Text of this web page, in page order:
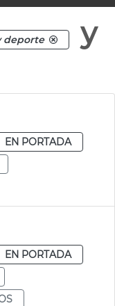
deporte
y
EN PORTADA
EN PORTADA